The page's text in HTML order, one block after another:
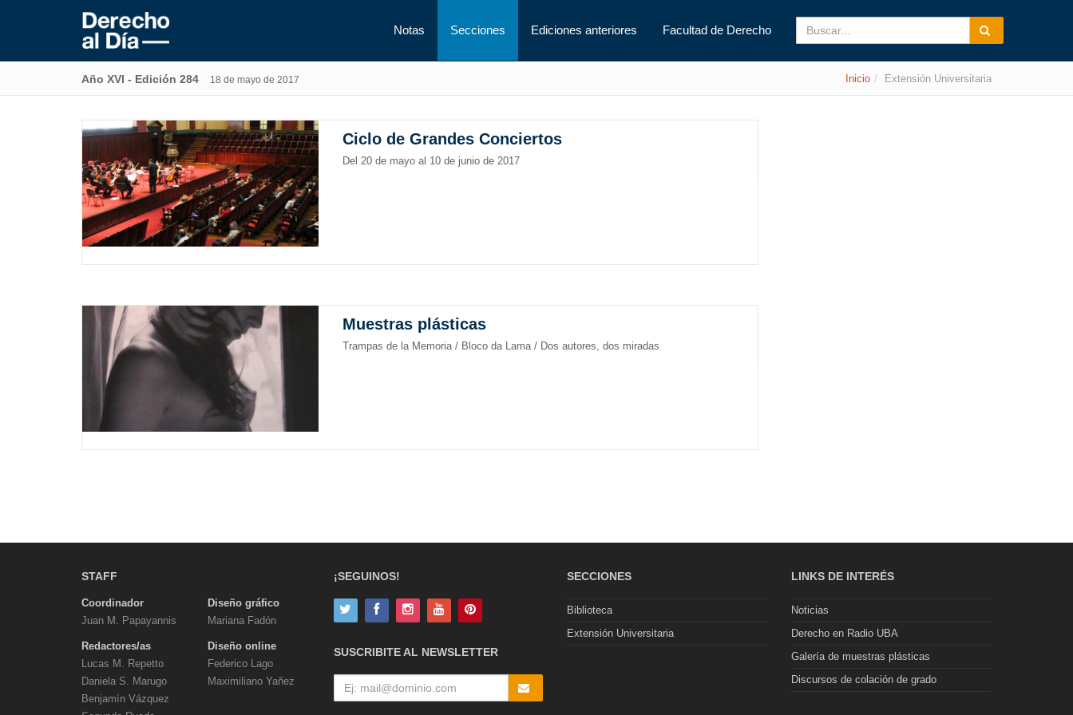
Notas Secciones Ediciones anteriores Facultad de Derecho
Año XVI - Edición 284 18 de mayo de 2017 Inicio Extensión Universitaria
Ciclo de Grandes Conciertos
Del 20 de mayo al 10 de junio de 2017
Muestras plásticas
Trampas de la Memoria / Bloco da Lama / Dos autores, dos miradas
STAFF
Coordinador
Juan M. Papayannis
Redactores/as
Lucas M. Repetto
Daniela S. Marugo
Benjamín Vázquez
Diseño gráfico
Mariana Fadón
Diseño online
Federico Lago
Maximiliano Yañez
¡SEGUINOS!
SUSCRIBITE AL NEWSLETTER
SECCIONES
Biblioteca
Extensión Universitaria
LINKS DE INTERÉS
Noticias
Derecho en Radio UBA
Galería de muestras plásticas
Discursos de colación de grado